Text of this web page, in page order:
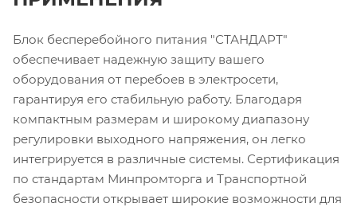
Блок бесперебойного питания "СТАНДАРТ"
обеспечивает надежную защиту вашего
оборудования от перебоев в электросети,
гарантируя его стабильную работу. Благодаря
компактным размерам и широкому диапазону
регулировки выходного напряжения, он легко
интегрируется в различные системы. Сертификация
по стандартам Минпромторга и Транспортной
безопасности открывает широкие возможности для